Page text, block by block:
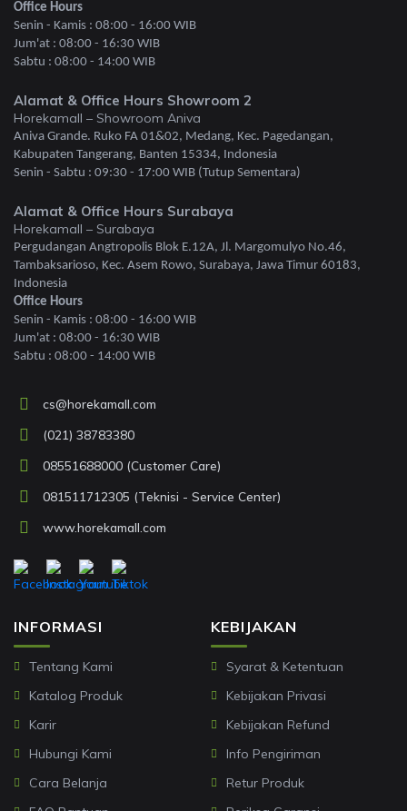
Office Hours
Senin - Kamis : 08:00 - 16:00 WIB
Jum'at : 08:00 - 16:30 WIB
Sabtu : 08:00 - 14:00 WIB
Alamat & Office Hours Showroom 2
Horekamall – Showroom Aniva
Aniva Grande. Ruko FA 01&02, Medang, Kec. Pagedangan,
Kabupaten Tangerang, Banten 15334, Indonesia
Senin - Sabtu : 09:30 - 17:00 WIB (Tutup Sementara)
Alamat & Office Hours Surabaya
Horekamall – Surabaya
Pergudangan Angtropolis Blok E.12A, Jl. Margomulyo No.46,
Tambaksarioso, Kec. Asem Rowo, Surabaya, Jawa Timur 60183,
Indonesia
Office Hours
Senin - Kamis : 08:00 - 16:00 WIB
Jum'at : 08:00 - 16:30 WIB
Sabtu : 08:00 - 14:00 WIB
INFORMASI
Tentang Kami
Katalog Produk
Karir
Hubungi Kami
Cara Belanja
KEBIJAKAN
Syarat & Ketentuan
Kebijakan Privasi
Kebijakan Refund
Info Pengiriman
Retur Produk
cs@horekamall.com
(021) 38783380
08551688000 (Customer Care)
081511712305 (Teknisi - Service Center)
www.horekamall.com